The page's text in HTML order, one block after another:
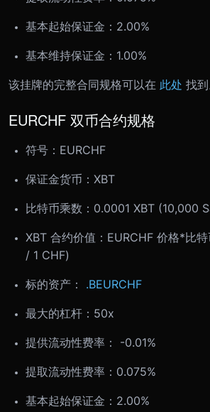
基本起始保证金：2.00%
基本维持保证金：1.00%
该挂牌的完整合同规格可以在 此处 找到
EURCHF 双币合约规格
符号：EURCHF
保证金货币：XBT
比特币乘数：0.0001 XBT (10,000
XBT 合约价值：EURCHF 价格*比
/ 1 CHF)
标的资产： .BEURCHF
最大的杠杆：50x
提供流动性费率： -0.01%
提取流动性费率：0.075%
基本起始保证金：2.00%